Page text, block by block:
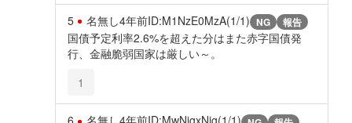
5 名無し4年前ID:M1NzE0MzA(1/1) NG 報告
国債予定利率2.6%を超えた分はまた赤字国債発
行、金融脆弱国家は厳しい～。
1